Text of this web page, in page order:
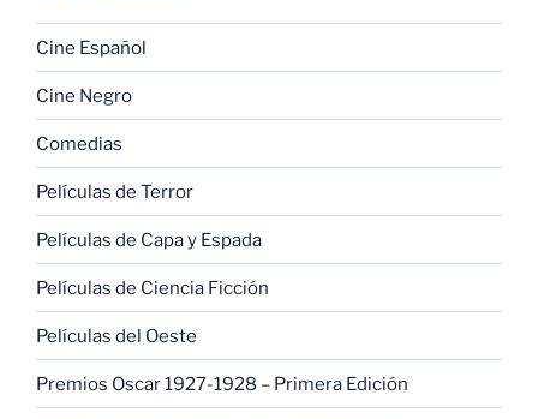
Cine Español
Cine Negro
Comedias
Películas de Terror
Películas de Capa y Espada
Películas de Ciencia Ficción
Películas del Oeste
Premios Oscar 1927-1928 – Primera Edición